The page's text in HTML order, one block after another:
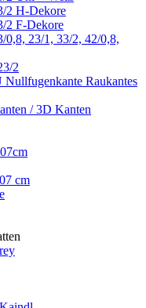
2 H-Dekore
2 F-Dekore
0,8, 23/1, 33/2, 42/0,8,
2
Raukantes
/ 3D Kanten
cm